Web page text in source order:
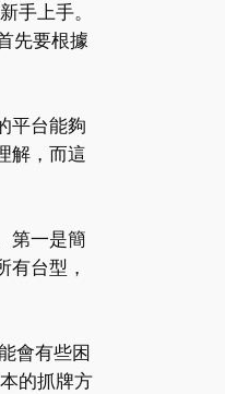
手上手。
先要根據
平台能夠
解，而這
第一是簡
台型，
會有些困
的抓牌方